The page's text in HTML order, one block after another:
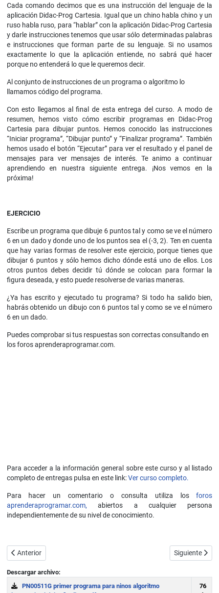
Cada comando decimos que es una instrucción del lenguaje de la
aplicación Didac-Prog Cartesia. Igual que un chino habla chino y un
ruso habla ruso, para “hablar” con la aplicación Didac-Prog Cartesia
y darle instrucciones tenemos que usar sólo determinadas palabras
e instrucciones que forman parte de su lenguaje. Si no usamos
exactamente lo que la aplicación entiende, no sabrá qué hacer
porque no entenderá lo que le queremos decir.
Al conjunto de instrucciones de un programa o algoritmo lo
llamamos código del programa.
Con esto llegamos al final de esta entrega del curso. A modo de
resumen, hemos visto cómo escribir programas en Didac-Prog
Cartesia para dibujar puntos. Hemos conocido las instrucciones
“Iniciar programa”, “Dibujar punto” y “Finalizar programa”. También
hemos usado el botón “Ejecutar” para ver el resultado y el panel de
mensajes para ver mensajes de interés. Te animo a continuar
aprendiendo en nuestra siguiente entrega. ¡Nos vemos en la
próxima!
EJERCICIO
Escribe un programa que dibuje 6 puntos tal y como se ve el número
6 en un dado y donde uno de los puntos sea el (-3, 2). Ten en cuenta
que hay varias formas de resolver este ejercicio, porque tienes que
dibujar 6 puntos y sólo hemos dicho dónde está uno de ellos. Los
otros puntos debes decidir tú dónde se colocan para formar la
figura deseada, y esto puede resolverse de varias maneras.
¿Ya has escrito y ejecutado tu programa? Si todo ha salido bien,
habrás obtenido un dibujo con 6 puntos tal y como se ve el número
6 en un dado.
Puedes comprobar si tus respuestas son correctas consultando en
los foros aprenderaprogramar.com.
Para acceder a la información general sobre este curso y al listado
completo de entregas pulsa en este link:Ver curso completo.
Para hacer un comentario o consulta utiliza losforos
aprenderaprogramar.com, abiertos a cualquier persona
independientemente de su nivel de conocimiento.
Artículo anterior: Padres, profesores y niños: aprender y enseñar
Anterior Artículo
Siguiente
Descargar archivo:
PN00511G primer programa para ninos algoritmo
76